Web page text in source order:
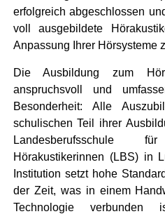
erfolgreich abgeschlossen
voll ausgebildete
Anpassung Ihrer Hörsysteme
Die Ausbildung zum
anspruchsvoll und
Besonderheit: Alle
schulischen Teil ihrer
Landesberufsschule
Hörakustikerinnen (LBS) in
Institution setzt hohe
der Zeit, was in einem
Technologie verbunden